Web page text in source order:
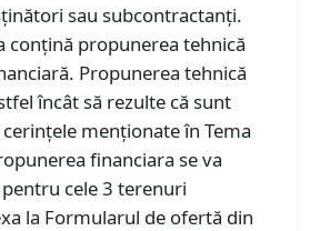
sau subcontractanți.
conțină propunerea tehnică
Propunerea tehnică
încât să rezulte că sunt
menţionate în Tema
financiara se va
cele 3 terenuri
la Formularul de ofertă din